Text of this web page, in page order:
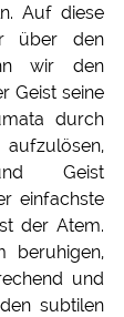
Auf diese
über den
wir den
Geist seine
durch
Geist
einfachste
der Atem.
beruhigen,
und
subtilen